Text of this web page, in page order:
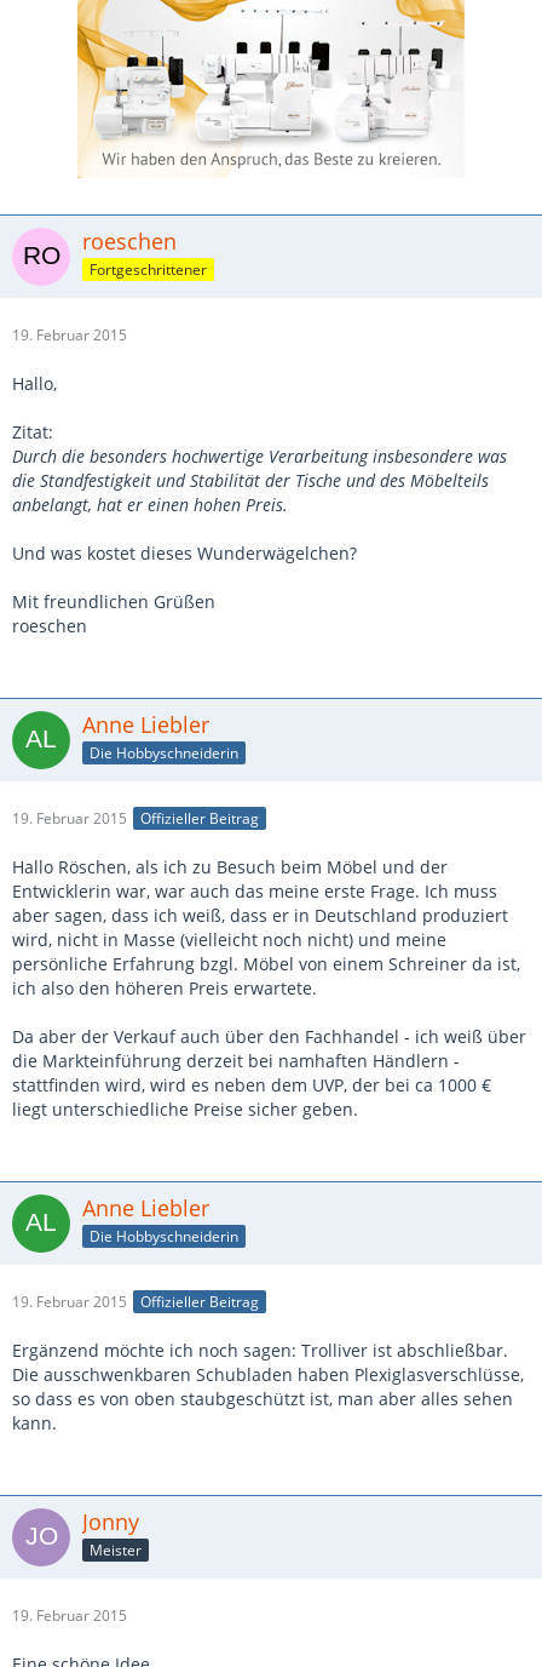
roeschen
Fortgeschrittener
19. Februar 2015
Hallo,
Zitat:
Durch die besonders hochwertige Verarbeitung insbesondere was
die Standfestigkeit und Stabilität der Tische und des Möbelteils
anbelangt, hat er einen hohen Preis.
Und was kostet dieses Wunderwägelchen?
Mit freundlichen Grüßen
roeschen
Anne Liebler
Die Hobbyschneiderin
19. Februar 2015 Offizieller Beitrag
Hallo Röschen, als ich zu Besuch beim Möbel und der
Entwicklerin war, war auch das meine erste Frage. Ich muss
aber sagen, dass ich weiß, dass er in Deutschland produziert
wird, nicht in Masse (vielleicht noch nicht) und meine
persönliche Erfahrung bzgl. Möbel von einem Schreiner da ist,
ich also den höheren Preis erwartete.
Da aber der Verkauf auch über den Fachhandel - ich weiß über
die Markteinführung derzeit bei namhaften Händlern -
stattfinden wird, wird es neben dem UVP, der bei ca 1000 €
liegt unterschiedliche Preise sicher geben.
Anne Liebler
Die Hobbyschneiderin
19. Februar 2015 Offizieller Beitrag
Ergänzend möchte ich noch sagen: Trolliver ist abschließbar.
Die ausschwenkbaren Schubladen haben Plexiglasverschlüsse,
so dass es von oben staubgeschützt ist, man aber alles sehen
kann.
Jonny
Meister
19. Februar 2015